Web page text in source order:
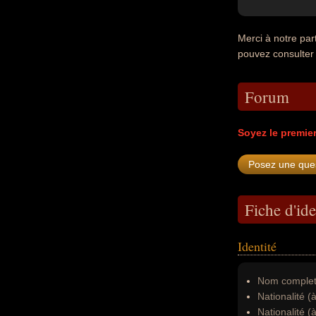
Merci à notre
pouvez
Forum
Soyez le premier
Fiche
Identité
Nom
Nationalité
Nationalité